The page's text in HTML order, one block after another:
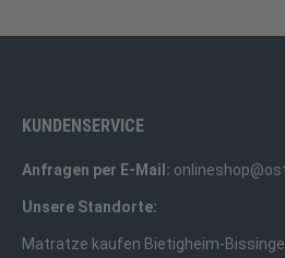
KUNDENSERVICE
Anfragen per E-Mail:
Unsere Standorte:
Matratze kaufen Bietigheim-